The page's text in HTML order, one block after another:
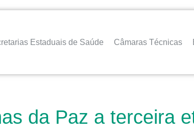
Estaduais de Saúde Câmaras Técnicas
da Paz a terceira